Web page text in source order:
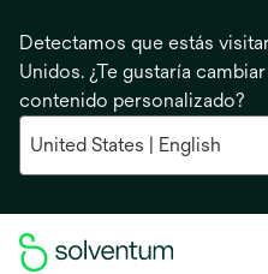
Detectamos que estás
Unidos. ¿Te gustaría
contenido personalizado?